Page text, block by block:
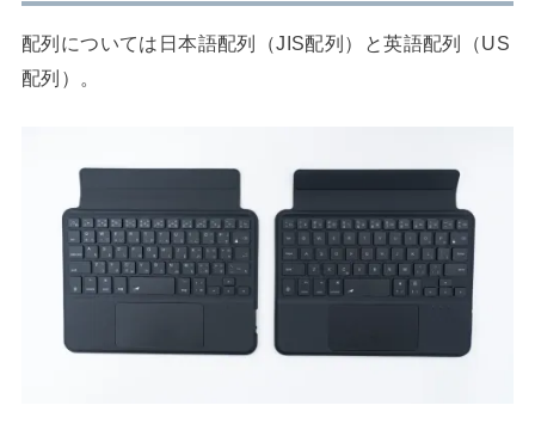
配列については日本語配列（JIS配列）と英語配列（US
配列）。